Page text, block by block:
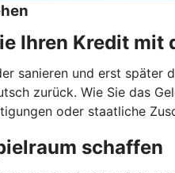
Ihren Kredit
sanieren und erst später
zurück. Wie Sie das
oder staatliche
schaffen